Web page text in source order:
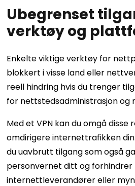
Ubegrenset
verktøy og
Enkelte viktige verktøy for
blokkert i visse land eller
reell hindring hvis du trenger
for nettstedsadministrasjon og
Med et VPN kan du omgå disse
omdirigere internettrafikken
du uavbrutt tilgang som også
personvernet ditt og
internettleverandører eller